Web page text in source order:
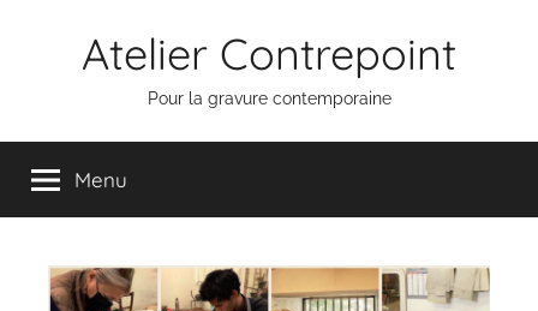
Atelier Contrepoint
Pour la gravure contemporaine
Menu